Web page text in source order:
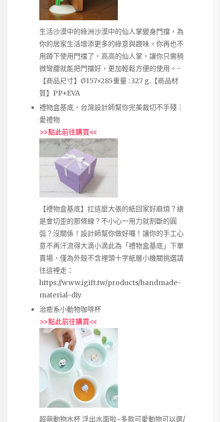
生活沙漠中的綠洲沙漠中的仙人掌變身門擋，為
你的居家生活增添更多的綠意與趣味。你再也不
用蹲下使用門擋了，高高的仙人掌，讓你只需稍
微彎腰就能把門擋好，更加輕鬆方便的使用。-
【商品尺寸】Ø157×285重量 : 327 g.【商品材
質】PP+EVA
禮物盒基底，台灣設計師幫你完美裁切不手殘｜
愛禮物
>>點此前往購買<<
【禮物盒基底】扛這麼大張的紙回家好麻煩？總
是會切歪的那條線？不小心一用力就割斷的圓
弧？沒關係！設計師幫你做好囉！讓你的手工心
意不再汗流得大滴小滴此為「禮物盒基底」下單
賣場，僅為外殼不含裡頭十字紙層小機關挑選請
往這裡走：
https://www.igift.tw/products/handmade-
material-diy
治癒系小動物咖啡杯
>>點此前往購買<<
超萌動物水杯 浮出水面啦~多款可愛動物可以選/